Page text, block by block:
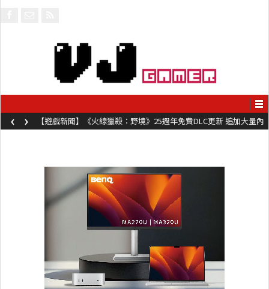
【遊戲新聞】《火線獵殺：野境》25週年免費DLC更新 追加大量內
容同時系舊作限時超平價折扣
‹ ›